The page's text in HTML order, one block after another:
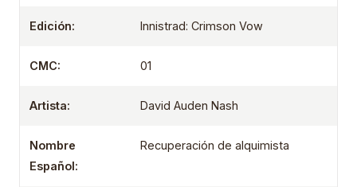
Edición: Innistrad: Crimson Vow
CMC: 01
Artista: David Auden Nash
Nombre
Español:
Recuperación de alquimista